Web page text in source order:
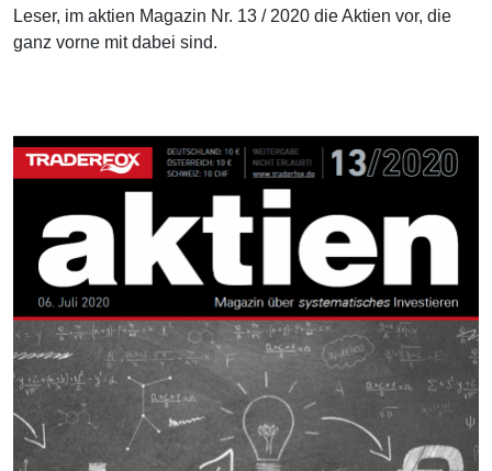
Leser, im aktien Magazin Nr. 13 / 2020 die Aktien vor, die
ganz vorne mit dabei sind.